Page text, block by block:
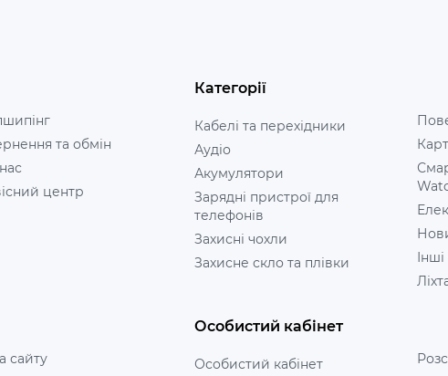
та обмін
центр
Категорії
Кабелі та перехідники
Аудіо
Акумулятори
Зарядні пристрої для
телефонів
Захисні чохли
Захисне скло та плівки
сайту
Особистий кабінет
Особистий кабінет